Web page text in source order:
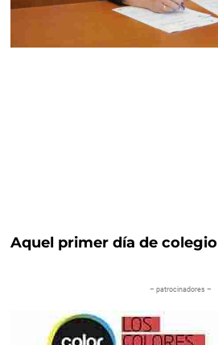
Aquel primer día de colegio
– patrocinadores –